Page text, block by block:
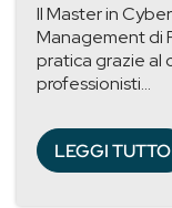
Il Master in
Management di
pratica grazie al
professionisti...
LEGGI TUTTO